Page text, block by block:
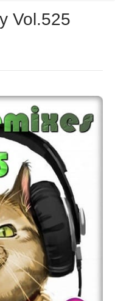
Vol.525